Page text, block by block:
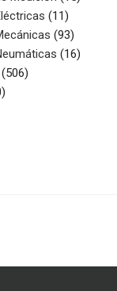
1111
productos
9393
productos
1616
506506
10